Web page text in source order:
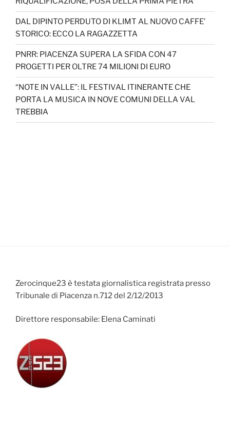
DAL DIPINTO PERDUTO DI KLIMT AL NUOVO CAFFE’
STORICO: ECCO LA RAGAZZETTA
PNRR: PIACENZA SUPERA LA SFIDA CON 47
PROGETTI PER OLTRE 74 MILIONI DI EURO
“NOTE IN VALLE”: IL FESTIVAL ITINERANTE CHE
PORTA LA MUSICA IN NOVE COMUNI DELLA VAL
TREBBIA
Zerocinque23 è testata giornalistica registrata presso
Tribunale di Piacenza n.712 del 2/12/2013
Direttore responsabile: Elena Caminati